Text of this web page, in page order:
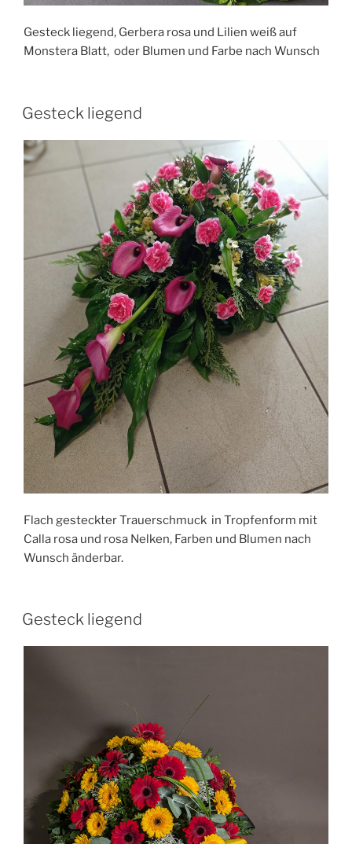
Gesteck liegend, Gerbera rosa und Lilien weiß auf
Monstera Blatt, oder Blumen und Farbe nach Wunsch
Gesteck liegend
Flach gesteckter Trauerschmuck in Tropfenform mit
Calla rosa und rosa Nelken, Farben und Blumen nach
Wunsch änderbar.
Gesteck liegend